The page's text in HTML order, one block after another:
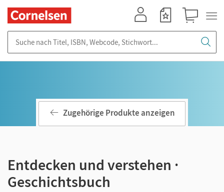
Zugehörige Produkte anzeigen
Entdecken und verstehen ·
Geschichtsbuch